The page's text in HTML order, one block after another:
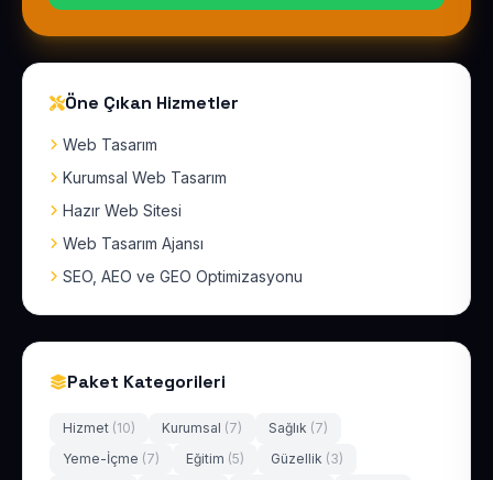
Öne Çıkan Hizmetler
Web Tasarım
Kurumsal Web Tasarım
Hazır Web Sitesi
Web Tasarım Ajansı
SEO, AEO ve GEO Optimizasyonu
Paket Kategorileri
Hizmet (10) Kurumsal (7) Sağlık (7)
Yeme-İçme (7) Eğitim (5) Güzellik (3)